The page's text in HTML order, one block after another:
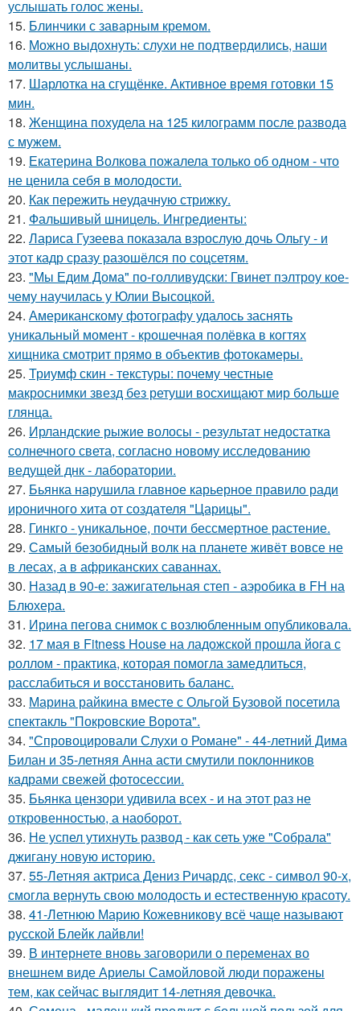
услышать голос жены.
15. Блинчики с заварным кремом.
16. Можно выдохнуть: слухи не подтвердились, наши
молитвы услышаны.
17. Шарлотка на сгущёнке. Активное время готовки 15
мин.
18. Женщина похудела на 125 килограмм после развода
с мужем.
19. Екатерина Волкова пожалела только об одном - что
не ценила себя в молодости.
20. Как пережить неудачную стрижку.
21. Фальшивый шницель. Ингредиенты:
22. Лариса Гузеева показала взрослую дочь Ольгу - и
этот кадр сразу разошёлся по соцсетям.
23. "Мы Едим Дома" по-голливудски: Гвинет пэлтроу кое-
чему научилась у Юлии Высоцкой.
24. Американскому фотографу удалось заснять
уникальный момент - крошечная полёвка в когтях
хищника смотрит прямо в объектив фотокамеры.
25. Триумф скин - текстуры: почему честные
макроснимки звезд без ретуши восхищают мир больше
глянца.
26. Ирландские рыжие волосы - результат недостатка
солнечного света, согласно новому исследованию
ведущей днк - лаборатории.
27. Бьянка нарушила главное карьерное правило ради
ироничного хита от создателя "Царицы".
28. Гинкго - уникальное, почти бессмертное растение.
29. Самый безобидный волк на планете живёт вовсе не
в лесах, а в африканских саваннах.
30. Назад в 90-е: зажигательная степ - аэробика в FH на
Блюхера.
31. Ирина пегова снимок с возлюбленным опубликовала.
32. 17 мая в Fitness House на ладожской прошла йога с
роллом - практика, которая помогла замедлиться,
расслабиться и восстановить баланс.
33. Марина райкина вместе с Ольгой Бузовой посетила
спектакль "Покровские Ворота".
34. "Спровоцировали Слухи о Романе" - 44-летний Дима
Билан и 35-летняя Анна асти смутили поклонников
кадрами свежей фотосессии.
35. Бьянка цензори удивила всех - и на этот раз не
откровенностью, а наоборот.
36. Не успел утихнуть развод - как сеть уже "Собрала"
джигану новую историю.
37. 55-Летняя актриса Дениз Ричардс, секс - символ 90-х,
смогла вернуть свою молодость и естественную красоту.
38. 41-Летнюю Марию Кожевникову всё чаще называют
русской Блейк лайвли!
39. В интернете вновь заговорили о переменах во
внешнем виде Ариелы Самойловой люди поражены
тем, как сейчас выглядит 14-летняя девочка.